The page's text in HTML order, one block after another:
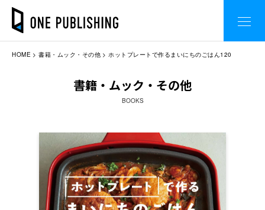
HOME 書籍・ムック・その他 ホットプレートで作るまいにちのごはん120
書籍・ムック・その他
BOOKS